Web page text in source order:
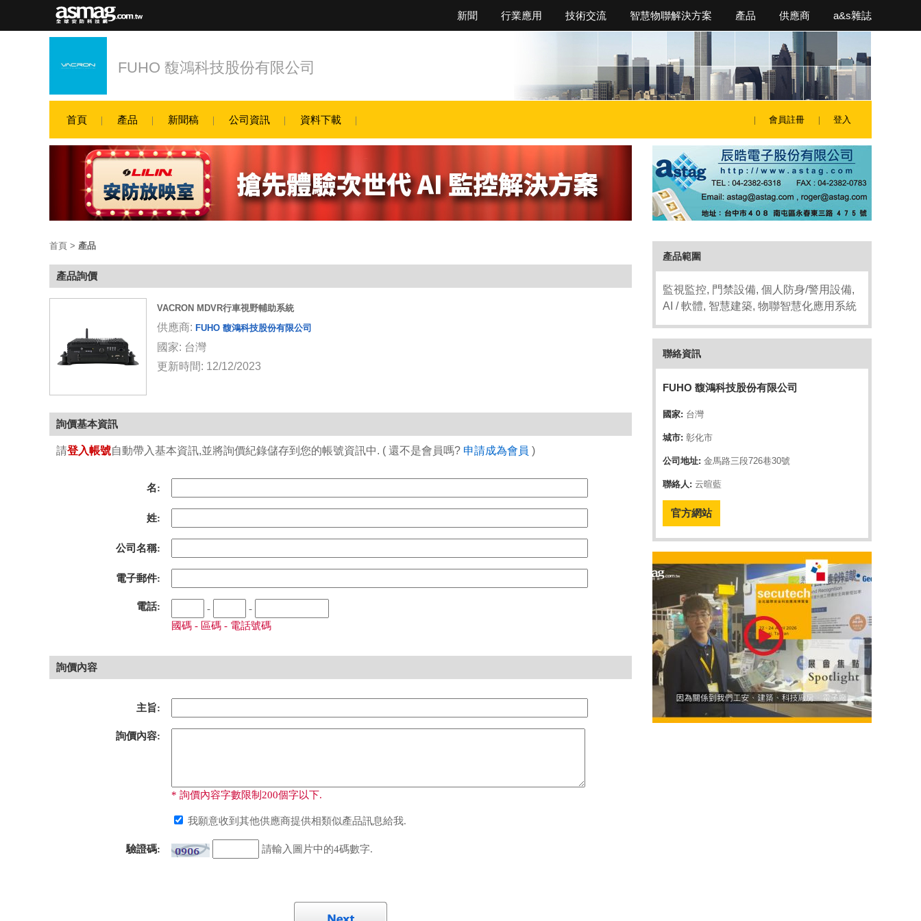
新聞 行業應用 技術交流 智慧物聯解決方案 產品 供應商 a&s雜誌
FUHO 馥鴻科技股份有限公司
首頁 產品 新聞稿 公司資訊 資料下載 會員註冊 登入
產品範圍
監視監控, 門禁設備, 個人防身/警用設備,
AI / 軟體, 智慧建築, 物聯智慧化應用系統
聯絡資訊
FUHO 馥鴻科技股份有限公司
國家: 台灣
城市: 彰化市
公司地址: 金馬路三段726巷30號
聯絡人: 云暄藍
官方網站
首頁 > 產品
產品詢價
VACRON MDVR行車視野輔助系統
供應商: FUHO 馥鴻科技股份有限公司
國家: 台灣
更新時間: 12/12/2023
詢價基本資訊
請登入帳號自動帶入基本資訊,並將詢價紀錄儲存到您的帳號資訊中. ( 還不是會員嗎? 申請成為會員 )
名:
姓:
公司名稱:
電子郵件:
電話: -
-
國碼 - 區碼 - 電話號碼
詢價內容
主旨:
詢價內容:
* 詢價內容字數限制200個字以下.
我願意收到其他供應商提供相類似產品訊息給我.
驗證碼: 請輸入圖片中的4碼數字.